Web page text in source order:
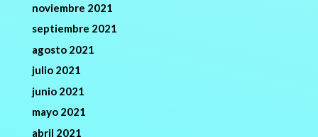
noviembre 2021
septiembre 2021
agosto 2021
julio 2021
junio 2021
mayo 2021
abril 2021